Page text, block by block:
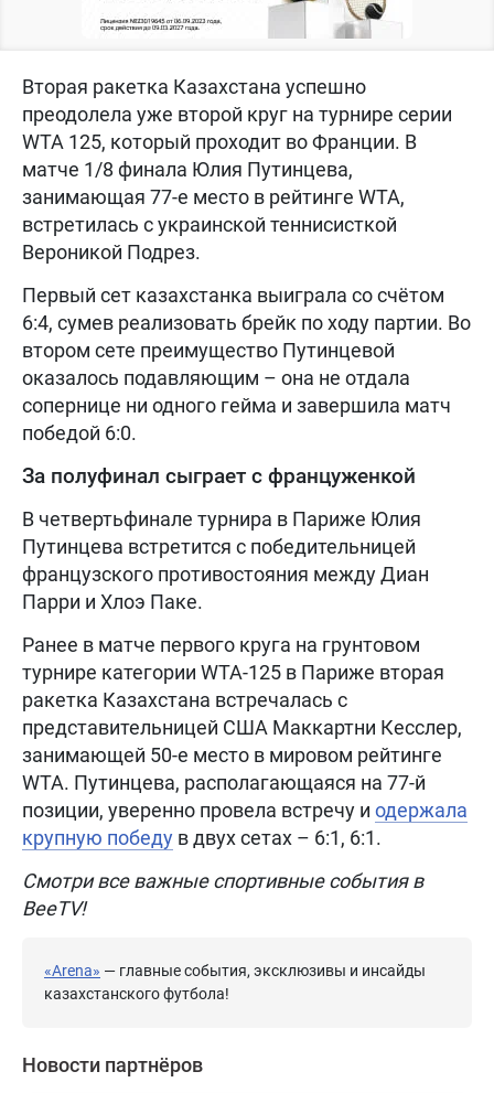
Вторая ракетка Казахстана успешно
преодолела уже второй круг на турнире серии
WTA 125, который проходит во Франции. В
матче 1/8 финала Юлия Путинцева,
занимающая 77-е место в рейтинге WTA,
встретилась с украинской теннисисткой
Вероникой Подрез.
Первый сет казахстанка выиграла со счётом
6:4, сумев реализовать брейк по ходу партии. Во
втором сете преимущество Путинцевой
оказалось подавляющим – она не отдала
сопернице ни одного гейма и завершила матч
победой 6:0.
За полуфинал сыграет с француженкой
В четвертьфинале турнира в Париже Юлия
Путинцева встретится с победительницей
французского противостояния между Диан
Парри и Хлоэ Паке.
Ранее в матче первого круга на грунтовом
турнире категории WTA-125 в Париже вторая
ракетка Казахстана встречалась с
представительницей США Маккартни Кесслер,
занимающей 50-е место в мировом рейтинге
WTA. Путинцева, располагающаяся на 77-й
позиции, уверенно провела встречу и одержала
крупную победу в двух сетах – 6:1, 6:1.
Смотри все важные спортивные события в
BeeTV!
«Arena» — главные события, эксклюзивы и инсайды
казахстанского футбола!